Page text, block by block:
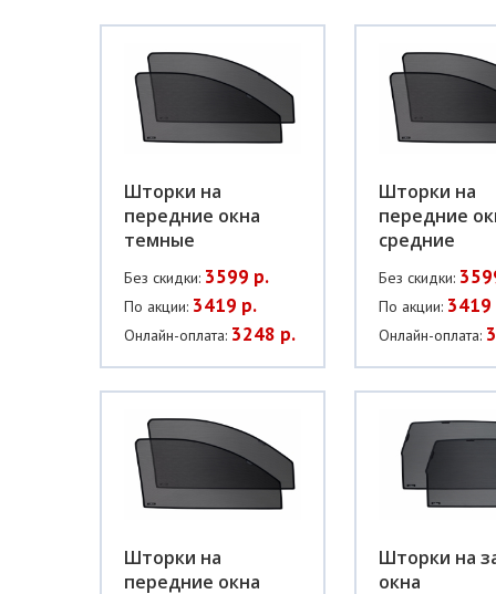
Шторки на
передние окна
темные
Без скидки: 3599 р.
По акции: 3419 р.
Онлайн-оплата: 3248 р.
Шторки на
передние
средние
Без скидки:
По акции: 3419
Онлайн-оплата:
Шторки на
передние окна
Шторки на
окна